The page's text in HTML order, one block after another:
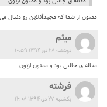
ممنون از شما که مجیدآنلاین رو دنبال
میثم
دوشنبه ۲۸ دی ۱۳۹۴ ۱۰:۵۹
مقاله ی جالبی بود و ممنون ازتون
فرشته
یکشنبه ۲۷ دی ۱۳۹۴ ۱۲:۰۸